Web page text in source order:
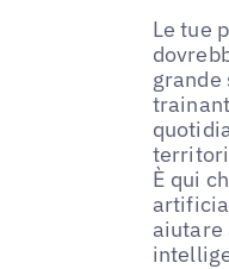
Le tue
È qui
aiutare